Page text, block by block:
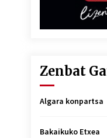
Zenbat
Algara konpartsa
Bakaikuko Etxea